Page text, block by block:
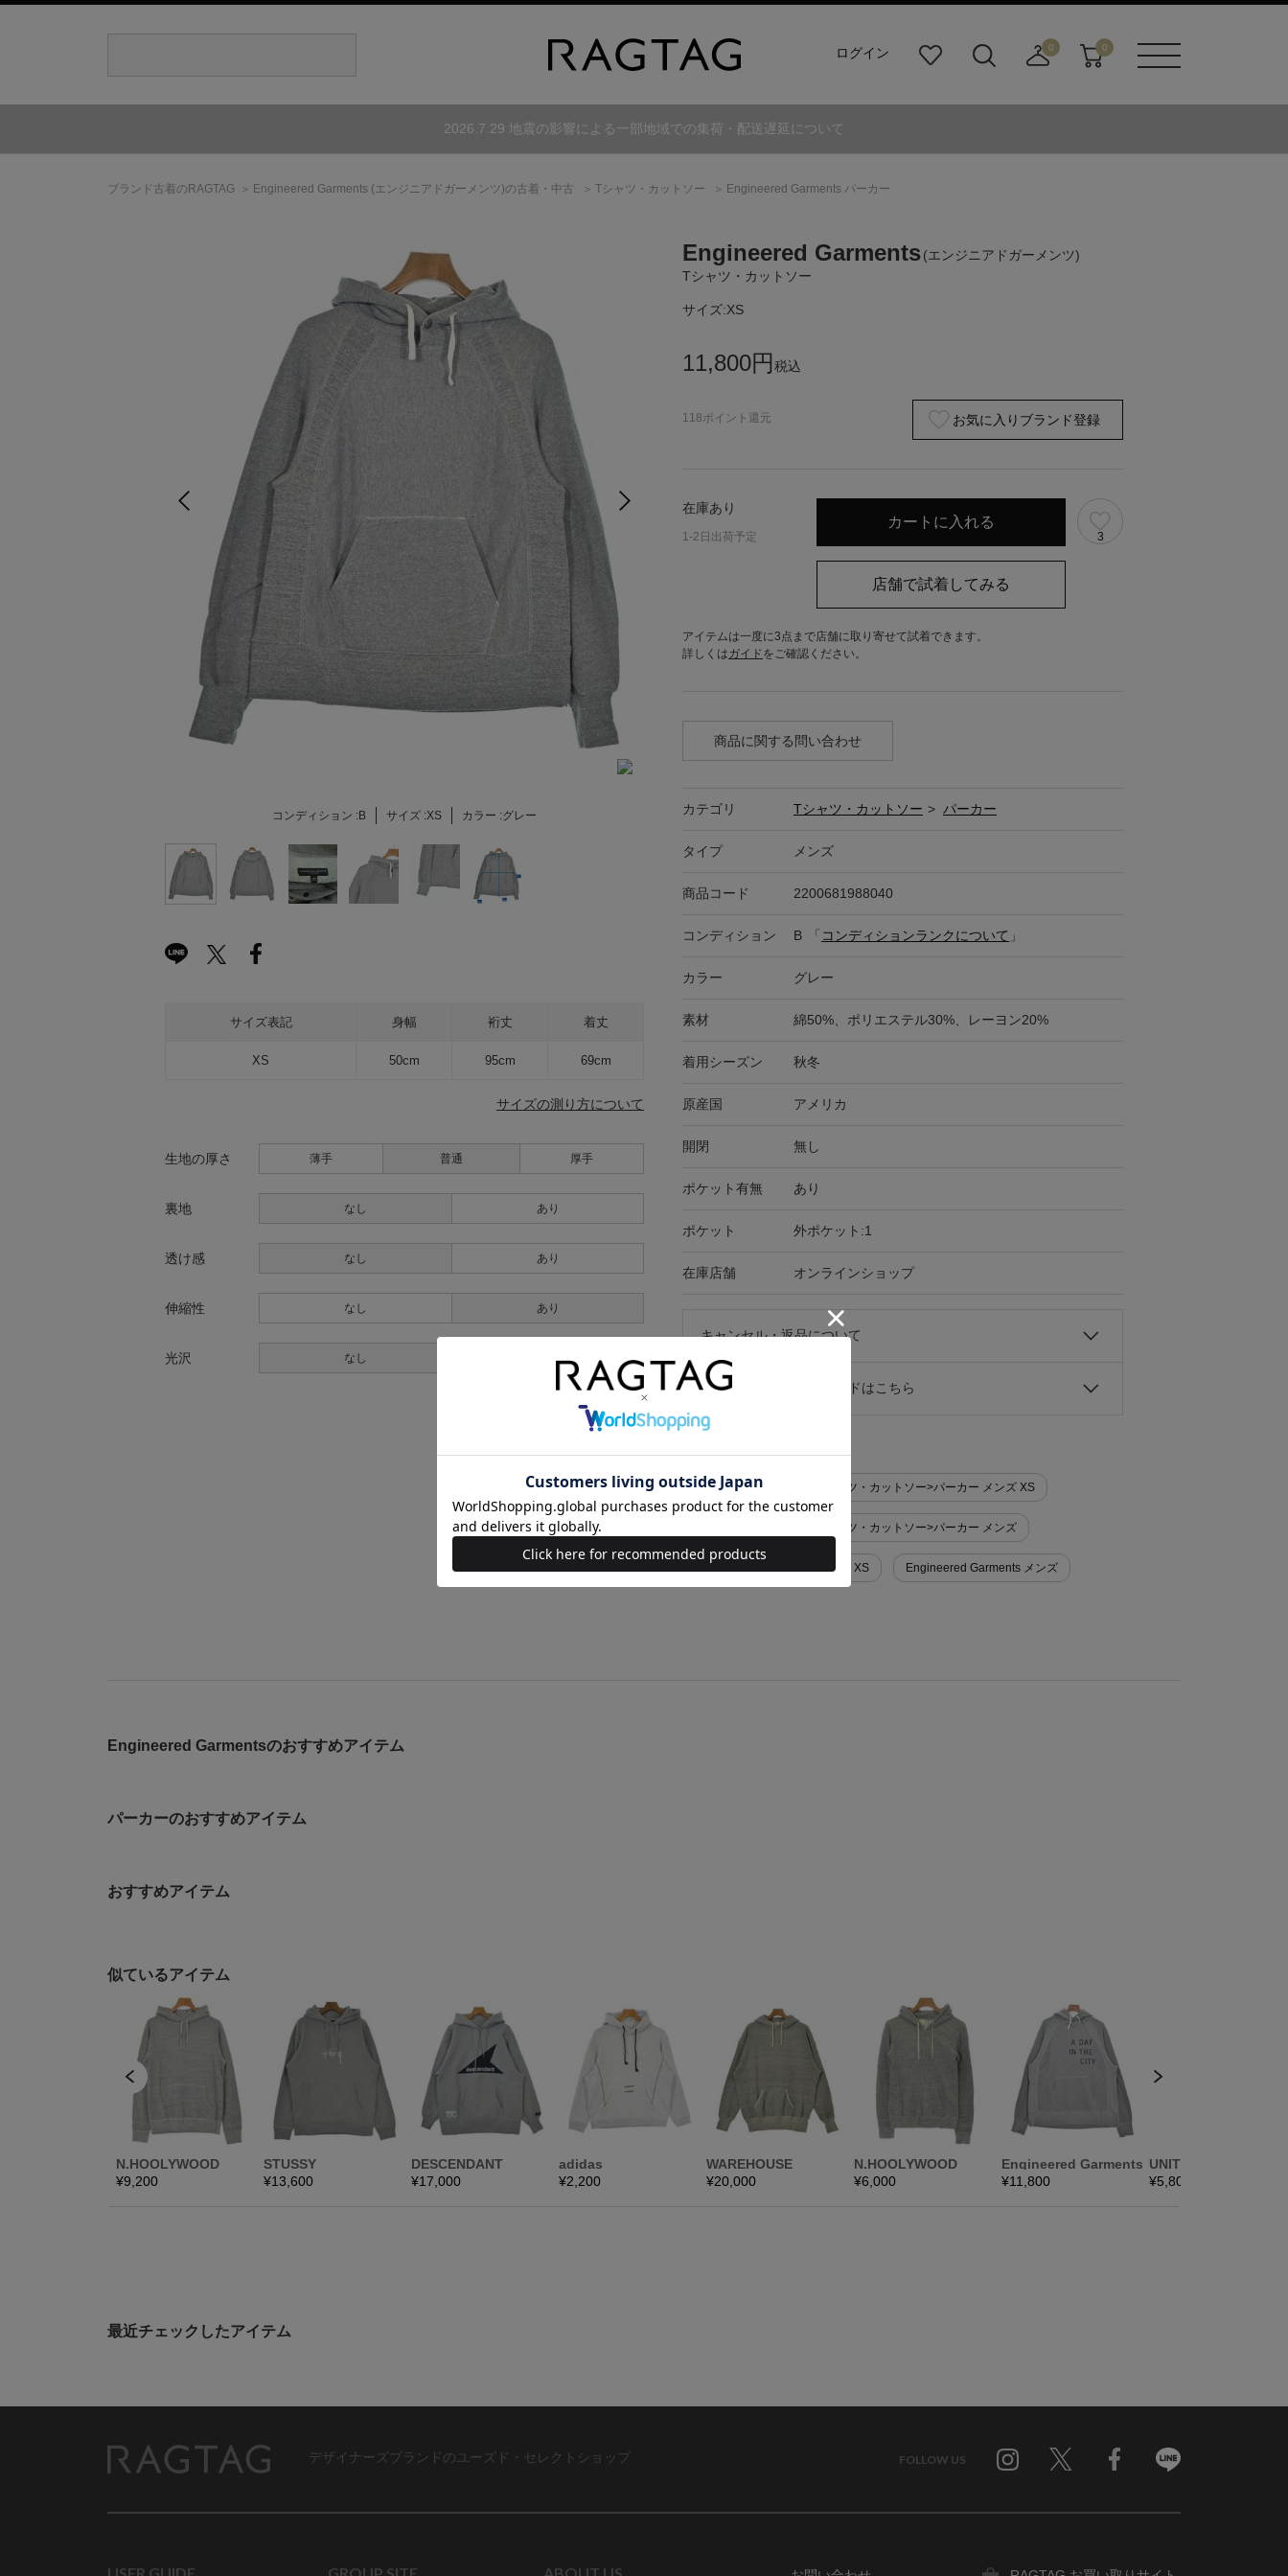
ログイン
り
ダ
0
寄
0
2026.7.29 地震の影響による一部地域での集荷・配送遅延について
ブランド古着のRAGTAG Engineered Garments (エンジニアドガーメンツ)の古着・中古 Tシャツ・カットソー Engineered Garments パーカー
コンディション :B サイズ :XS カラー :グレー
サイズ表記 身幅 裄丈 着丈
XS 50cm 95cm 69cm
サイズの測り方について
生地の厚さ 薄手 普通 厚手
裏地 なし あり
透け感 なし あり
伸縮性 なし あり
光沢 なし あり
Engineered Garments(エンジニアドガーメンツ)
Tシャツ・カットソー
サイズ:XS
11,800円 税込
118ポイント還元 お気に入りブランド登録
在庫あり
1-2日出荷予定 3
アイテムは一度に3点まで店舗に取り寄せて試着できます。
詳しくはガイド をご確認ください。
商品に関する問い合わせ
カテゴリ Tシャツ・カットソー > パーカー
タイプ メンズ
商品コード 2200681988040
コンディション B 「 コンディションランクについて 」
カラー グレー
素材 綿50%、ポリエステル30%、レーヨン20%
着用シーズン 秋冬
原産国 アメリカ
開閉 無し
ポケット有無 あり
ポケット 外ポケット:1
在庫店舗 オンラインショップ
キャンセル・返品について
お買い物時のご利用ガイドはこちら
Engineered Garments Tシャツ・カットソー>パーカー メンズ XS
Engineered Garments Tシャツ・カットソー>パーカー メンズ
Engineered Garments メンズ XS Engineered Garments メンズ
Engineered Garmentsのおすすめアイテム
パーカーのおすすめアイテム
おすすめアイテム
最近チェックしたアイテム
デザイナーズブランドのユーズド・セレクトショップ FOLLOW US